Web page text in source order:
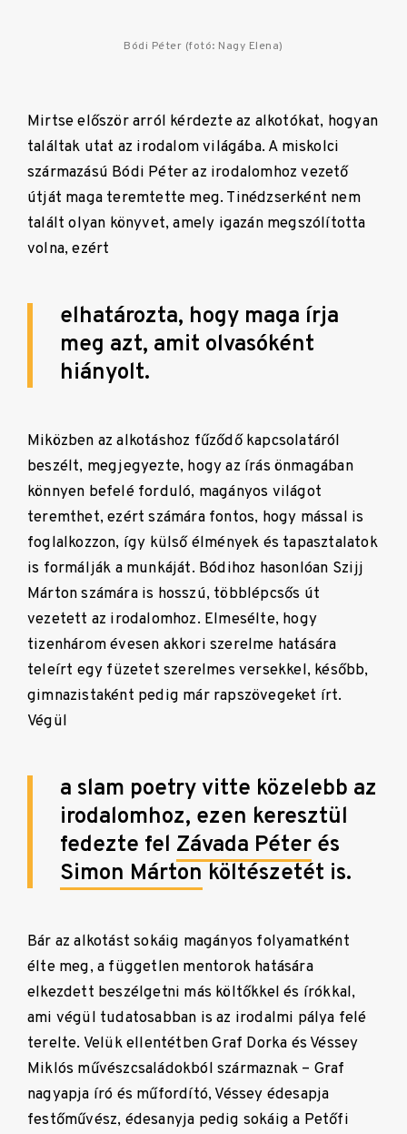
Bódi Péter (fotó: Nagy Elena)
Mirtse először arról kérdezte az alkotókat, hogyan
találtak utat az irodalom világába. A miskolci
származású Bódi Péter az irodalomhoz vezető
útját maga teremtette meg. Tinédzserként nem
talált olyan könyvet, amely igazán megszólította
volna, ezért
elhatározta, hogy maga írja
meg azt, amit olvasóként
hiányolt.
Miközben az alkotáshoz fűződő kapcsolatáról
beszélt, megjegyezte, hogy az írás önmagában
könnyen befelé forduló, magányos világot
teremthet, ezért számára fontos, hogy mással is
foglalkozzon, így külső élmények és tapasztalatok
is formálják a munkáját. Bódihoz hasonlóan Szijj
Márton számára is hosszú, többlépcsős út
vezetett az irodalomhoz. Elmesélte, hogy
tizenhárom évesen akkori szerelme hatására
teleírt egy füzetet szerelmes versekkel, később,
gimnazistaként pedig már rapszövegeket írt.
Végül
a slam poetry vitte közelebb az
irodalomhoz, ezen keresztül
fedezte fel Závada Péter és
Simon Márton költészetét is.
Bár az alkotást sokáig magányos folyamatként
élte meg, a független mentorok hatására
elkezdett beszélgetni más költőkkel és írókkal,
ami végül tudatosabban is az irodalmi pálya felé
terelte. Velük ellentétben Graf Dorka és Véssey
Miklós művészcsaládokból származnak – Graf
nagyapja író és műfordító, Véssey édesapja
festőművész, édesanyja pedig sokáig a Petőfi